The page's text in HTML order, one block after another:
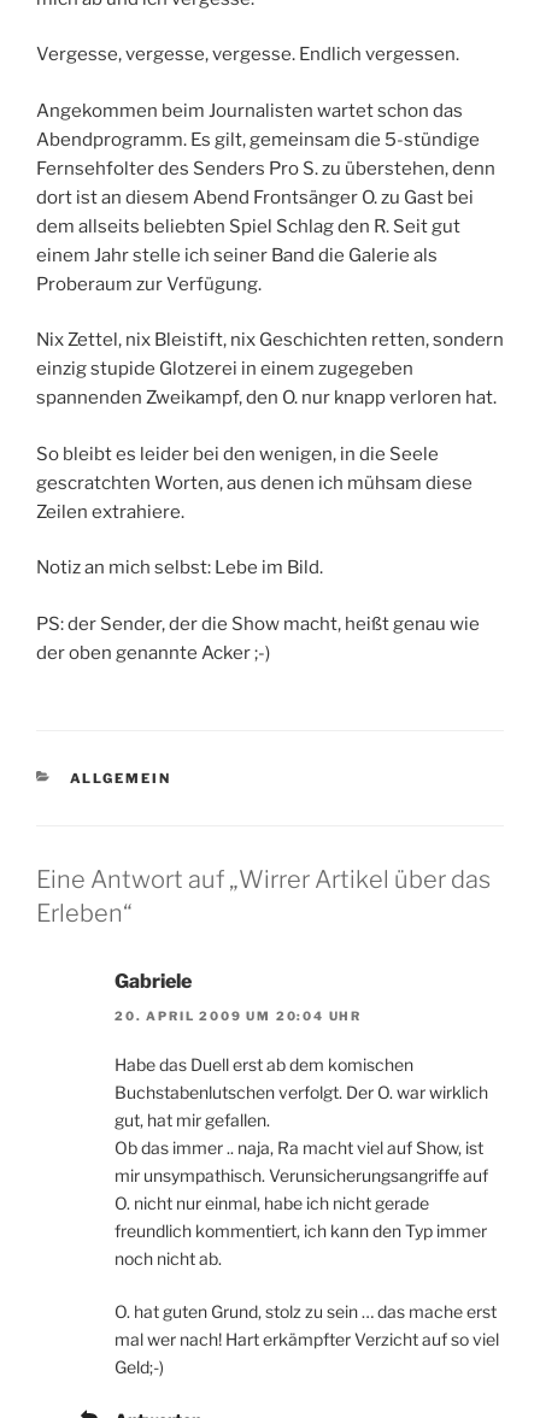
Vergesse, vergesse, vergesse. Endlich vergessen.
Angekommen beim Journalisten wartet schon das
Abendprogramm. Es gilt, gemeinsam die 5-stündige
Fernsehfolter des Senders Pro S. zu überstehen, denn
dort ist an diesem Abend Frontsänger O. zu Gast bei
dem allseits beliebten Spiel Schlag den R. Seit gut
einem Jahr stelle ich seiner Band die Galerie als
Proberaum zur Verfügung.
Nix Zettel, nix Bleistift, nix Geschichten retten, sondern
einzig stupide Glotzerei in einem zugegeben
spannenden Zweikampf, den O. nur knapp verloren hat.
So bleibt es leider bei den wenigen, in die Seele
gescratchten Worten, aus denen ich mühsam diese
Zeilen extrahiere.
Notiz an mich selbst: Lebe im Bild.
PS: der Sender, der die Show macht, heißt genau wie
der oben genannte Acker ;-)
KATEGORIEN
ALLGEMEIN
Eine Antwort auf „Wirrer Artikel über das
Erleben“
Gabriele
20. APRIL 2009 UM 20:04 UHR
Habe das Duell erst ab dem komischen
Buchstabenlutschen verfolgt. Der O. war wirklich
gut, hat mir gefallen.
Ob das immer .. naja, Ra macht viel auf Show, ist
mir unsympathisch. Verunsicherungsangriffe auf
O. nicht nur einmal, habe ich nicht gerade
freundlich kommentiert, ich kann den Typ immer
noch nicht ab.
O. hat guten Grund, stolz zu sein … das mache erst
mal wer nach! Hart erkämpfter Verzicht auf so viel
Geld;-)